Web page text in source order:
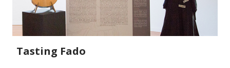
Tasting Fado